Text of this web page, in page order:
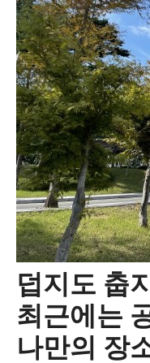
덥지도 춥
최근에는
나만의 장